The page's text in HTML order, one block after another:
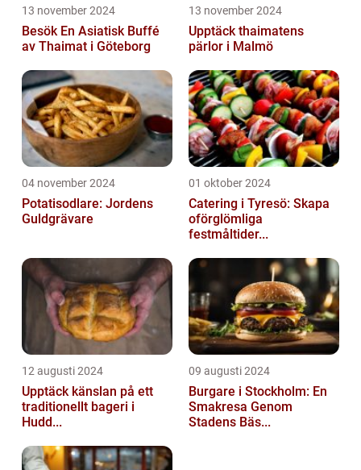
13 november 2024
Besök En Asiatisk Buffé
av Thaimat i Göteborg
13 november 2024
Upptäck thaimatens
pärlor i Malmö
04 november 2024
Potatisodlare: Jordens
Guldgrävare
01 oktober 2024
Catering i Tyresö: Skapa
oförglömliga
festmåltider...
12 augusti 2024
Upptäck känslan på ett
traditionellt bageri i
Hudd...
09 augusti 2024
Burgare i Stockholm: En
Smakresa Genom
Stadens Bäs...